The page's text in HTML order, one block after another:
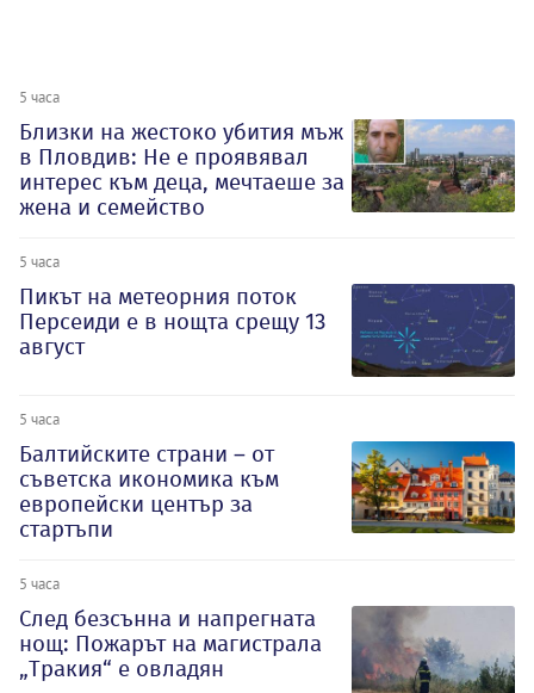
5 часа
Близки на жестоко убития мъж
в Пловдив: Не е проявявал
интерес към деца, мечтаеше за
жена и семейство
5 часа
Пикът на метеорния поток
Персеиди е в нощта срещу 13
август
5 часа
Балтийските страни – от
съветска икономика към
европейски център за
стартъпи
5 часа
След безсънна и напрегната
нощ: Пожарът на магистрала
„Тракия“ е овладян